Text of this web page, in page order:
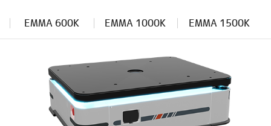
EMMA 600K EMMA 1000K EMMA 1500K